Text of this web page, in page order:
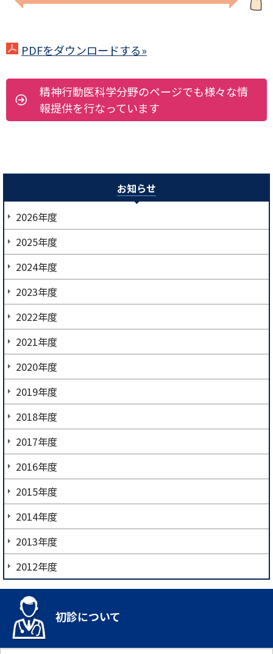
PDFをダウンロードする»
精神行動医科学分野のページでも様々な情
報提供を行なっています
お知らせ
2026年度
2025年度
2024年度
2023年度
2022年度
2021年度
2020年度
2019年度
2018年度
2017年度
2016年度
2015年度
2014年度
2013年度
2012年度
初診について